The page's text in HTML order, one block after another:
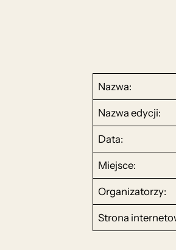
Nazwa:
Nazwa edycji:
Data:
Miejsce:
Organizatorzy:
Strona